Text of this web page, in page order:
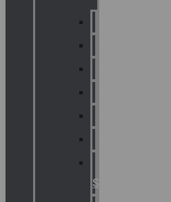
Signaling